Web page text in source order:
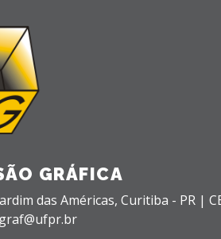
GRÁFICA
das Américas, Curitiba - PR |